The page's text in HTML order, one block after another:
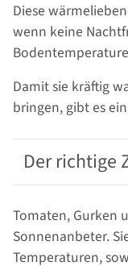
Diese
wenn keine
Damit sie kräftig
bringen, gibt es
Der richtige
Tomaten, Gurken
Sonnenanbeter.
Temperaturen,